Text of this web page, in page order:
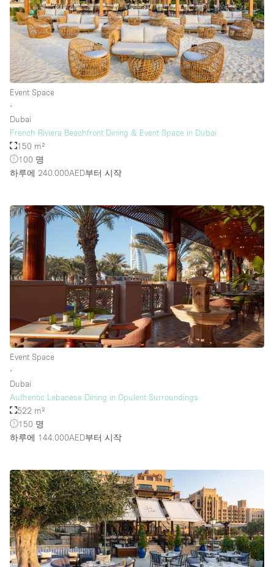
Event Space
∙
Dubai
French Riviera Beachfront Dining & Event Space in Dubai
150 m²
100 명
하루에 240.000AED부터 시작
Event Space
∙
Dubai
Authentic Lebanese Dining in Opulent Surroundings
522 m²
150 명
하루에 144.000AED부터 시작